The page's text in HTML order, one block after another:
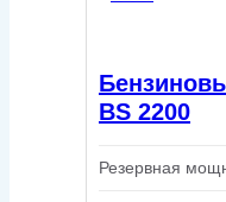
BS 2200
Резервная